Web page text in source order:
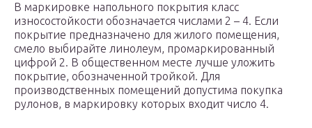
В маркировке напольного покрытия класс
износостойкости обозначается числами 2 – 4. Если
покрытие предназначено для жилого помещения,
смело выбирайте линолеум, промаркированный
цифрой 2. В общественном месте лучше уложить
покрытие, обозначенной тройкой. Для
производственных помещений допустима покупка
рулонов, в маркировку которых входит число 4.